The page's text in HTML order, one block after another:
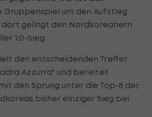
Gruppenspiel um den Aufstieg
gelingt den Nordkoreanern
1:0-Sieg.
den entscheidenden Treffer
Azzurra" und bereitet
den Sprung unter die Top-8 der
bisher einziger Sieg bei